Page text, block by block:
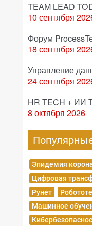
TEAM LEAD
10 сентября
Форум
18 сентября
Управление
24 сентября
HR TECH +
8 октября 2026
Эпидемия
Цифровая
Рунет
Машинное